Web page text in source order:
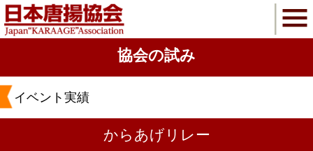
協会の試み
イベント実績
からあげリレー